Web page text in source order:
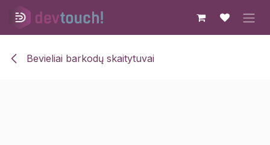
Skip to Content
Bevieliai barkodų skaitytuvai